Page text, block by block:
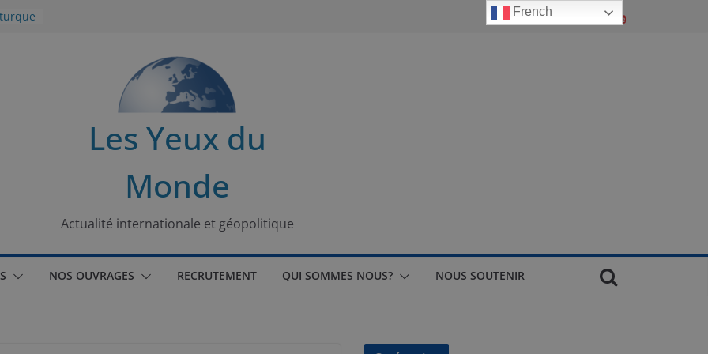
Les Yeux du
Monde
Actualité internationale et géopolitique
NOS OUVRAGES RECRUTEMENT QUI SOMMES NOUS? NOUS SOUTENIR
French